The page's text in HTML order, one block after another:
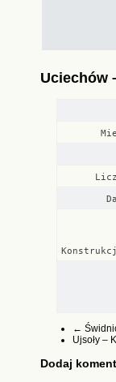
Uciechów
←
Ujsoły –
Dodaj